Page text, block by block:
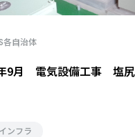
各自治体
9月 電気設備工事 塩尻
ンフラ